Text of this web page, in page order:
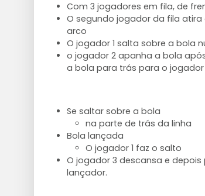
Com 3 jogadores em fila, de
O segundo jogador da fila
arco
O jogador 1 salta sobre a bola
o jogador 2 apanha a bola
a bola para trás para o jogador
Se saltar sobre a bola
na parte de trás da linha
Bola lançada
O jogador 1 faz o salto
O jogador 3 descansa e
lançador.